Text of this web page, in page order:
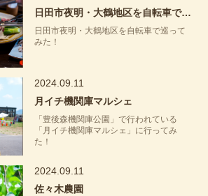
日田市夜明・大鶴地区を自転車で巡ってみた！
日田市夜明・大鶴地区を自転車で巡って
みた！
2024.09.11
月イチ機関庫マルシェ
「豊後森機関庫公園」で行われている
「月イチ機関庫マルシェ」に行ってみ
た！
2024.09.11
佐々木農園